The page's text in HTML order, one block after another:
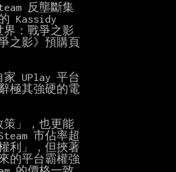
反壟斷集
Kassidy
：戰爭之影
之影》預購頁
家 UPlay 平台
極其強硬的電
策」，也更能
市佔率超
利」，但挾著
的平台霸權強